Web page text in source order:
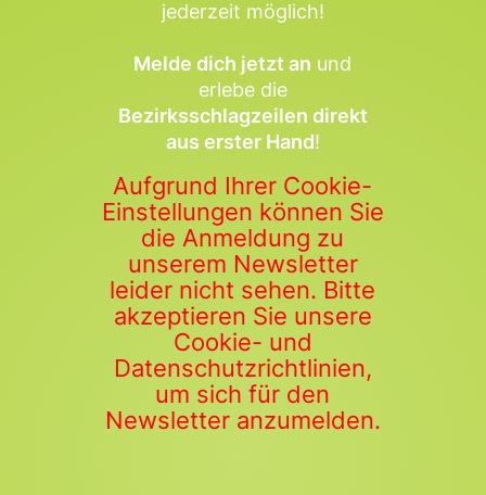
jederzeit möglich!
Melde dich jetzt an und
erlebe die
Bezirksschlagzeilen direkt
aus erster Hand!
Aufgrund Ihrer Cookie-
Einstellungen können Sie
die Anmeldung zu
unserem Newsletter
leider nicht sehen. Bitte
akzeptieren Sie unsere
Cookie- und
Datenschutzrichtlinien,
um sich für den
Newsletter anzumelden.